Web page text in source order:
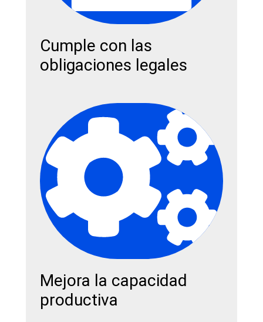
Cumple con las
obligaciones legales
Mejora la capacidad
productiva